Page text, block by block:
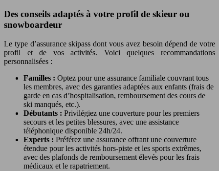
Des conseils adaptés à votre profil de skieur ou
snowboardeur
Le type d’assurance skipass dont vous avez besoin dépend de votre
profil et de vos activités. Voici quelques recommandations
personnalisées :
Familles : Optez pour une assurance familiale couvrant tous
les membres, avec des garanties adaptées aux enfants (frais de
garde en cas d’hospitalisation, remboursement des cours de
ski manqués, etc.).
Débutants : Privilégiez une couverture pour les premiers
secours et les petites blessures, avec une assistance
téléphonique disponible 24h/24.
Experts : Préférez une assurance offrant une couverture
étendue pour les activités hors-piste et les sports extrêmes,
avec des plafonds de remboursement élevés pour les frais
médicaux et le rapatriement.